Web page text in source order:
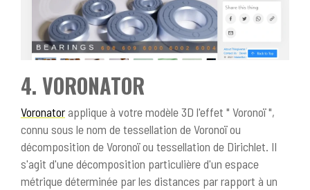
4. VORONATOR
Voronatorapplique à votre modèle 3D l'effet " Voronoï ",
connu sous le nom de tessellation de Voronoï ou
décomposition de Voronoï ou tessellation de Dirichlet. Il
s'agit d'une décomposition particulière d'un espace
métrique déterminée par les distances par rapport à un